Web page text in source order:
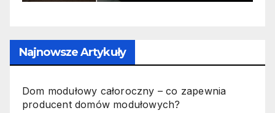
Najnowsze Artykuły
Dom modułowy całoroczny – co zapewnia
producent domów modułowych?